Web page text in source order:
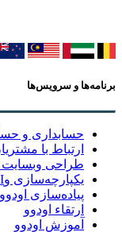
برنامه‌ها و سرویس‌ها
حسابداری و
ارتباط با
طراحی وبسایت
یکپارچه‌سازی وAPI اودوو
پیاده‌سازی اودوو
ارتقاء اودوو
آموزش اودوو